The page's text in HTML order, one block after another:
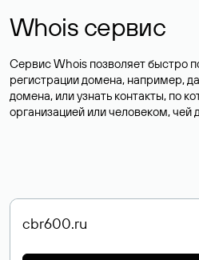
Whois сервис
Сервис Whois позволяет быстро
регистрации домена, например,
домена, или узнать контакты, по
организацией или человеком, чей